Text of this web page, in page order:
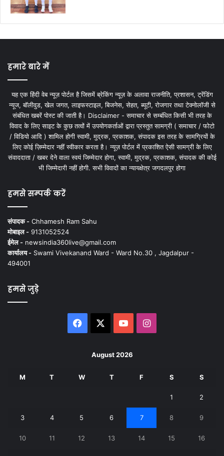
हमारे बारे में
यह एक हिंदी वेब न्यूज़ पोर्टल है जिसमें ब्रेकिंग न्यूज़ के अलावा राजनीति, प्रशासन, ट्रेंडिंग
न्यूज, बॉलीवुड, खेल जगत, लाइफस्टाइल, बिजनेस, सेहत, ब्यूटी, रोजगार तथा टेक्नोलॉजी से
संबंधित खबरें पोस्ट की जाती है। Disclaimer - समाचार से सम्बंधित किसी भी तरह के
विवाद के लिए साइट के कुछ तत्वों में उपयोगकर्ताओं द्वारा प्रस्तुत सामग्री ( समाचार / फोटो
/ विडियो आदि ) शामिल होगी स्वामी, मुद्रक, प्रकाशक, संपादक इस तरह के सामग्रियों के
लिए कोई ज़िम्मेदार नहीं स्वीकार करता है। न्यूज़ पोर्टल में प्रकाशित ऐसी सामग्री के लिए
संवाददाता / खबर देने वाला स्वयं जिम्मेदार होगा, स्वामी, मुद्रक, प्रकाशक, संपादक की कोई
भी जिम्मेदारी नहीं होगी. सभी विवादों का न्यायक्षेत्र जगदलपुर होगा
हमसे सम्पर्क करें
संपादक - Chhamesh Ram Sahu
मोबाइल - 9131052524
ईमेल - newsindia360live@gmail.com
कार्यालय - Swami Vivekanand Ward - Ward No.30 , Jagdalpur -
494001
हमसे जुड़े
Facebook YouTubeInstagram
August 2026
M T W T F S S
1 2
3 4 5 6 7 8 9
10 11 12 13 14 15 16